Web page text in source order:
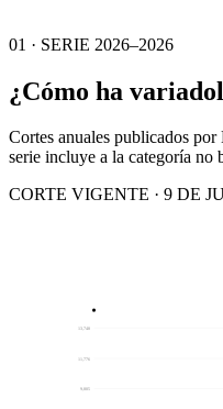
01 · SERIE 2026–2026
¿Cómo ha variado
Cortes anuales publicados
serie incluye a la categoría no
CORTE VIGENTE · 9 DE
9,805
11,776
13,748